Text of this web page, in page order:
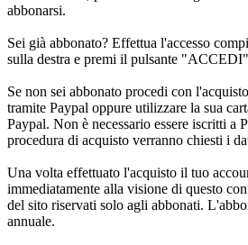
abbonarsi.
Sei già abbonato? Effettua l'accesso
sulla destra e premi il pulsante
Se non sei abbonato procedi con
tramite Paypal oppure utilizzare la sua
Paypal. Non è necessario essere iscritti a
procedura di acquisto verranno chiesti i
Una volta effettuato l'acquisto il tuo
immediatamente alla visione di questo
del sito riservati solo agli abbonati.
annuale.